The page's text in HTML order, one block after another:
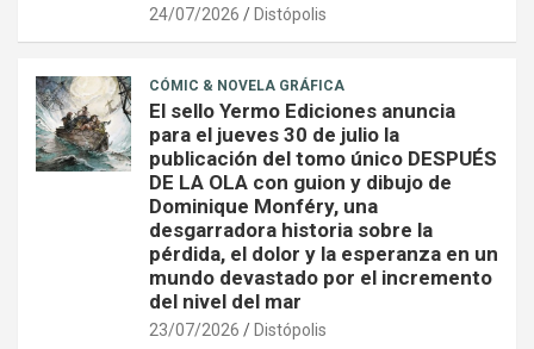
24/07/2026 Distópolis
CÓMIC & NOVELA GRÁFICA
El sello Yermo Ediciones anuncia
para el jueves 30 de julio la
publicación del tomo único DESPUÉS
DE LA OLA con guion y dibujo de
Dominique Monféry, una
desgarradora historia sobre la
pérdida, el dolor y la esperanza en un
mundo devastado por el incremento
del nivel del mar
23/07/2026 Distópolis